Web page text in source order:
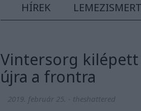
HÍREK
Vintersorg
újra a frontra
2019. február 25. - theshattered